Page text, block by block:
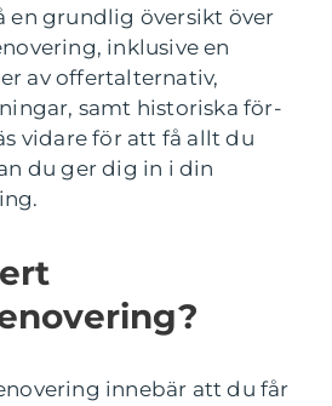
en grundlig översikt över
inklusive en
av offertalternativ,
samt historiska för-
vidare för att få allt du
du ger dig in i din
innebär att du får